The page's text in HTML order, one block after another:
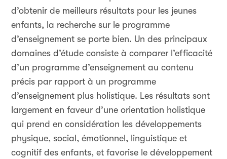
d’obtenir de meilleurs résultats pour les jeunes
enfants, la recherche sur le programme
d’enseignement se porte bien. Un des principaux
domaines d’étude consiste à comparer l’efficacité
d’un programme d’enseignement au contenu
précis par rapport à un programme
d’enseignement plus holistique. Les résultats sont
largement en faveur d’une orientation holistique
qui prend en considération les développements
physique, social, émotionnel, linguistique et
cognitif des enfants, et favorise le développement